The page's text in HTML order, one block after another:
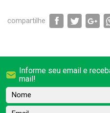
compartilhe
Informe seu email e
mail!
Nome